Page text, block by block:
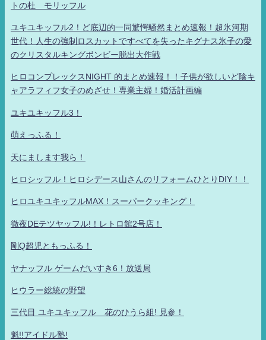
トの杜 モリッフル
ユキユキッフル2！ど底辺的一同驚愕騒然まとめ速報！超氷河期
世代！人生の強制ロスカットですべてを失ったキグナス氷子の愛
のクリスタルキングボンビー脱出大作戦
ヒロコンプレックスNIGHT 的まとめ速報！！子供が欲しいど陰キ
ャアラフィフ女子のめざせ！専業主婦！婚活計画編
ユキユキッフル3！
萌えっふる！
天にまします我ら！
ヒロシッフル！ヒロシデース山さんのリフォームひとりDIY！！
ヒロユキユキッフルMAX！スーパークッキング！
徹夜DEテツヤッフル!！レトロ館2号店！
剛Q超児ともっふる！
ヤナッフル ゲームだいすき6！放送局
ヒウラー総統の野望
三代目 ユキユキッフル 花のひうら組! 見参！
魁!!アイドル塾!